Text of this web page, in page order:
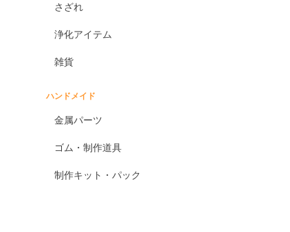
さざれ
浄化アイテム
雑貨
ハンドメイド
金属パーツ
ゴム・制作道具
制作キット・パック